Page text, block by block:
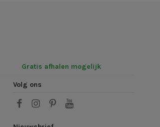
Gratis afhalen mogelijk
Volg ons